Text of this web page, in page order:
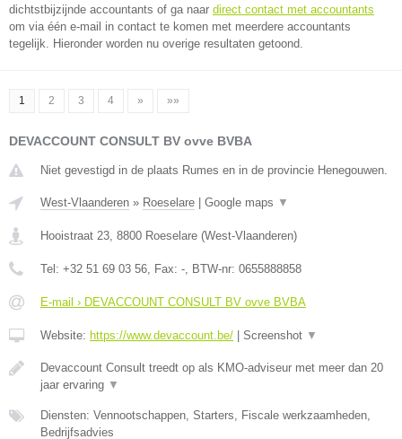
dichtstbijzijnde accountants of ga naar direct contact met accountants
om via één e-mail in contact te komen met meerdere accountants
tegelijk. Hieronder worden nu overige resultaten getoond.
1 2 3 4 » »»
DEVACCOUNT CONSULT BV ovve BVBA
Niet gevestigd in de plaats Rumes en in de provincie Henegouwen.
West-Vlaanderen » Roeselare Google maps ▼
Hooistraat 23, 8800 Roeselare (West-Vlaanderen)
Tel: +32 51 69 03 56, Fax: -, BTW-nr: 0655888858
E-mail › DEVACCOUNT CONSULT BV ovve BVBA
Website: https://www.devaccount.be/ Screenshot ▼
Devaccount Consult treedt op als KMO-adviseur met meer dan 20
jaar ervaring ▼
Diensten: Vennootschappen, Starters, Fiscale werkzaamheden,
Bedrijfsadvies